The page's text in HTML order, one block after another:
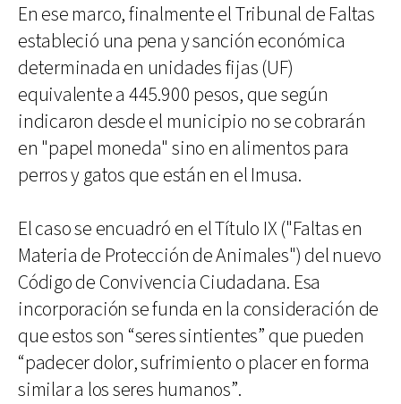
En ese marco, finalmente el Tribunal de Faltas
estableció una pena y sanción económica
determinada en unidades fijas (UF)
equivalente a 445.900 pesos, que según
indicaron desde el municipio no se cobrarán
en "papel moneda" sino en alimentos para
perros y gatos que están en el Imusa.
El caso se encuadró en el Título IX ("Faltas en
Materia de Protección de Animales") del nuevo
Código de Convivencia Ciudadana. Esa
incorporación se funda en la consideración de
que estos son “seres sintientes” que pueden
“padecer dolor, sufrimiento o placer en forma
similar a los seres humanos”.